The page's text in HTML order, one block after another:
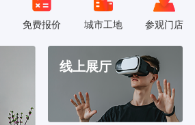
免费报价 城市工地 参观门店
线上展厅